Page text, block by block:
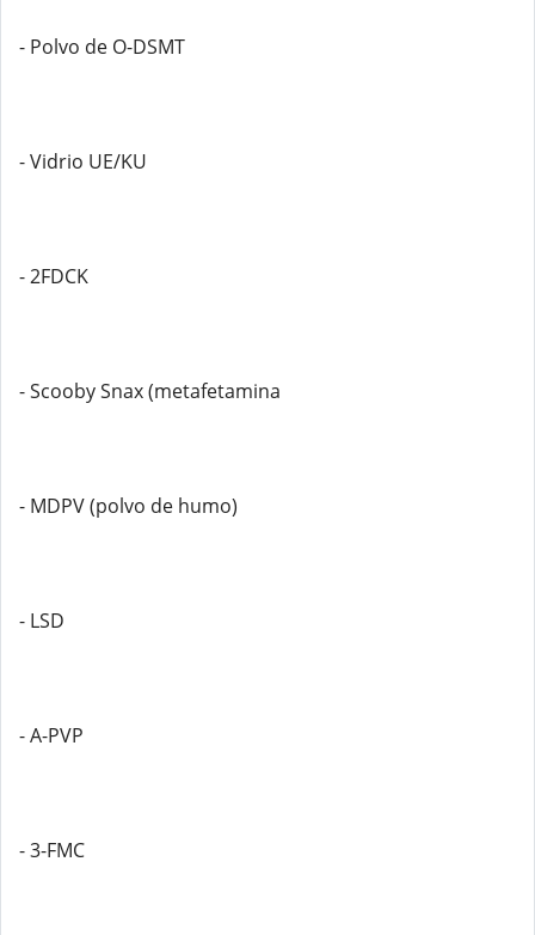
- Polvo de O-DSMT
- Vidrio UE/KU
- 2FDCK
- Scooby Snax (metafetamina
- MDPV (polvo de humo)
- LSD
- A-PVP
- 3-FMC